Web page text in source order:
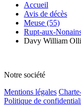
Accueil
Avis de décès
Meuse (55)
Rupt-aux-
Davy William
Notre société
Mentions légales
Politique de